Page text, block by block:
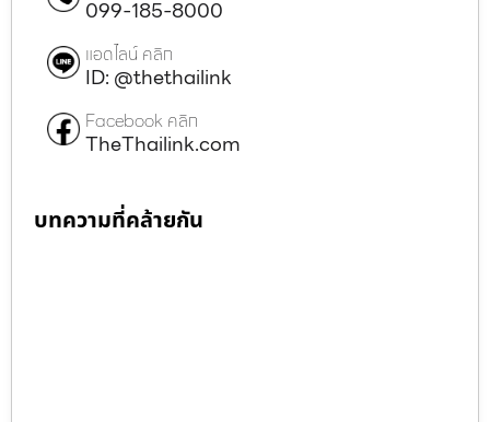
099-185-8000
แอดไลน์ คลิก
ID: @thethailink
Facebook คลิก
TheThailink.com
บทความที่คล้ายกัน